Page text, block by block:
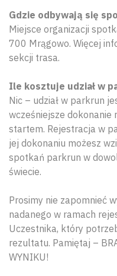
Gdzie odbywają się
Miejsce organizacji
700 Mrągowo. Więcej
sekcji trasa.
Ile kosztuje udział w
Nic – udział w parkrun
wcześniejsze
startem. Rejestracja w
jej dokonaniu możesz
spotkań parkrun w
świecie.
Prosimy nie zapomnieć
nadanego w ramach
Uczestnika, który
rezultatu. Pamiętaj –
WYNIKU!